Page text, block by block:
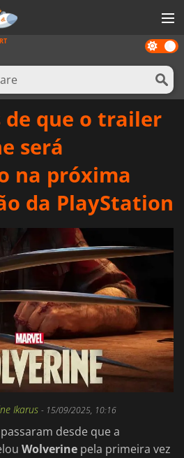
Dark
mode
de que o trailer
será
na próxima
da PlayStation
Ikarus - 15/09/2025, 10:16
desde que a
Wolverine pela primeira vez